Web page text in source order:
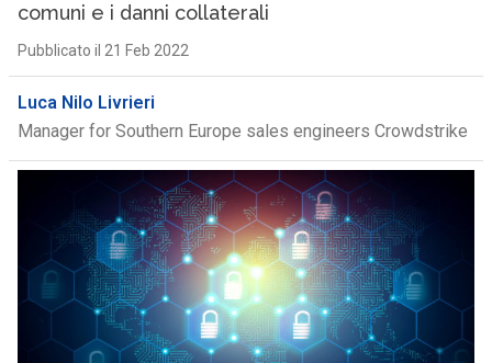
comuni e i danni collaterali
Pubblicato il 21 Feb 2022
Luca Nilo Livrieri
Manager for Southern Europe sales engineers Crowdstrike